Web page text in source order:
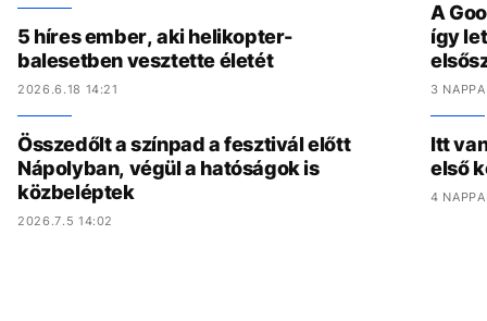
5 híres ember, aki helikopter-
balesetben vesztette életét
2026.6.18 14:21
Összedőlt a színpad a fesztivál előtt
Nápolyban, végül a hatóságok is
közbeléptek
2026.7.5 14:02
A
így
3
Itt
első
4